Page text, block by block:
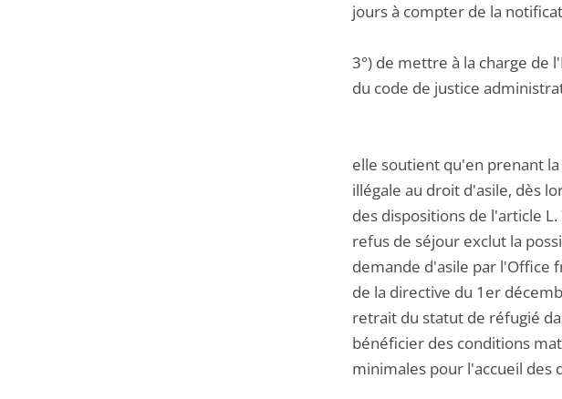
jours à compter de la
3°) de mettre à la charge de
du code de justice
elle soutient qu'en prenant
illégale au droit d'asile, dès
des dispositions de l'article
refus de séjour exclut la
demande d'asile par l'Office
de la directive du 1er
retrait du statut de réfugié
bénéficier des conditions
minimales pour l'accueil des